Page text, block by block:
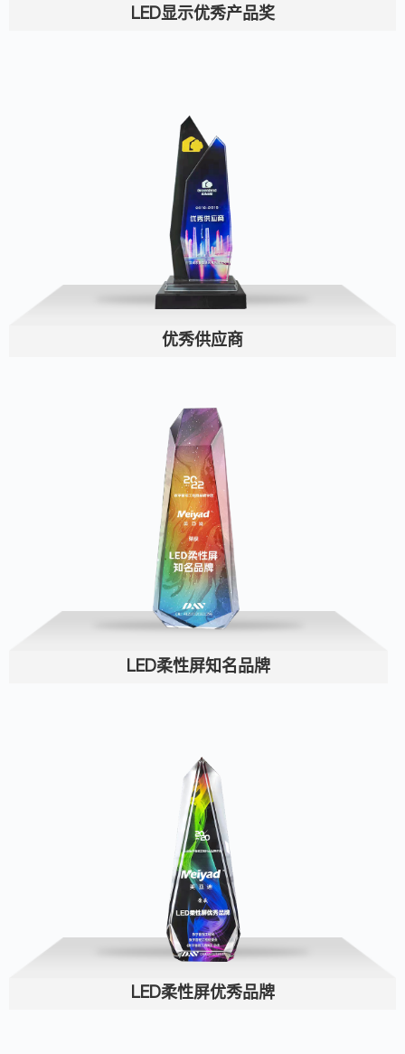
LED显示优秀产品奖
优秀供应商
LED柔性屏知名品牌
LED柔性屏优秀品牌